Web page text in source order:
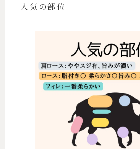
人気の部位